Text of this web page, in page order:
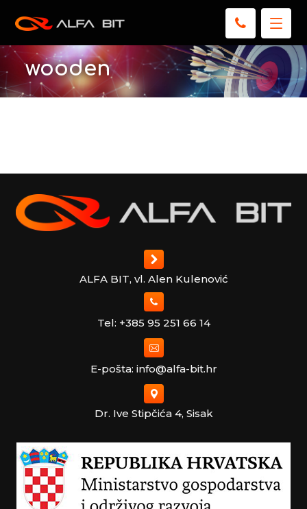
wooden
ALFA BIT, vl. Alen Kulenović
Tel: +385 95 251 66 14
E-pošta: info@alfa-bit.hr
Dr. Ive Stipčića 4, Sisak